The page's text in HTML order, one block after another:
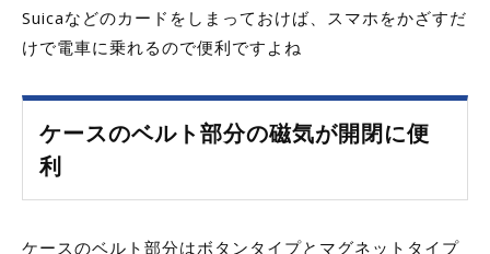
Suicaなどのカードをしまっておけば、スマホをかざすだ
けで電車に乗れるので便利ですよね
ケースのベルト部分の磁気が開閉に便
利
ケースのベルト部分はボタンタイプとマグネットタイプ